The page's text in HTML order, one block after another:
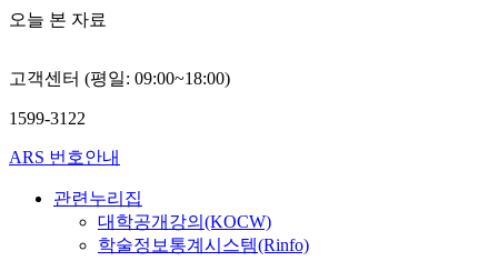
오늘 본 자료
고객센터 (평일: 09:00~18:00)
1599-3122
ARS 번호안내
관련누리집
대학공개강의(KOCW)
학술정보통계시스템(Rinfo)